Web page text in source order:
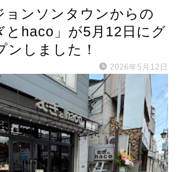
ョンソンタウンからの
とhaco」が5月12日にグ
ンしました！
2026年5月12日